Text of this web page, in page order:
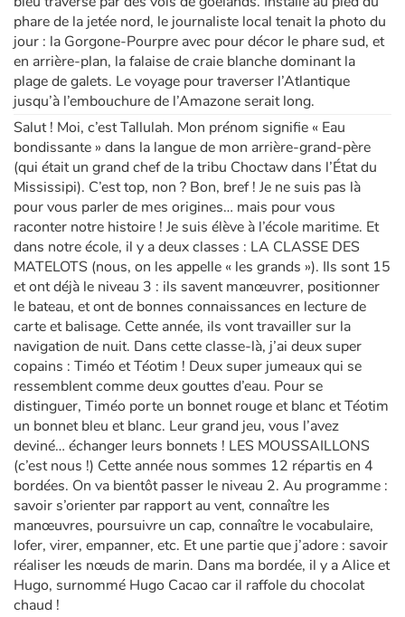
phare de la jetée nord, le journaliste local tenait la photo du
jour : la Gorgone-Pourpre avec pour décor le phare sud, et
en arrière-plan, la falaise de craie blanche dominant la
plage de galets. Le voyage pour traverser l’Atlantique
jusqu’à l’embouchure de l’Amazone serait long.
Salut ! Moi, c’est Tallulah. Mon prénom signifie « Eau
bondissante » dans la langue de mon arrière-grand-père
(qui était un grand chef de la tribu Choctaw dans l’État du
Mississipi). C’est top, non ? Bon, bref ! Je ne suis pas là
pour vous parler de mes origines… mais pour vous
raconter notre histoire ! Je suis élève à l’école maritime. Et
dans notre école, il y a deux classes : LA CLASSE DES
MATELOTS (nous, on les appelle « les grands »). Ils sont 15
et ont déjà le niveau 3 : ils savent manœuvrer, positionner
le bateau, et ont de bonnes connaissances en lecture de
carte et balisage. Cette année, ils vont travailler sur la
navigation de nuit. Dans cette classe-là, j’ai deux super
copains : Timéo et Téotim ! Deux super jumeaux qui se
ressemblent comme deux gouttes d’eau. Pour se
distinguer, Timéo porte un bonnet rouge et blanc et Téotim
un bonnet bleu et blanc. Leur grand jeu, vous l’avez
deviné… échanger leurs bonnets ! LES MOUSSAILLONS
(c’est nous !) Cette année nous sommes 12 répartis en 4
bordées. On va bientôt passer le niveau 2. Au programme :
savoir s’orienter par rapport au vent, connaître les
manœuvres, poursuivre un cap, connaître le vocabulaire,
lofer, virer, empanner, etc. Et une partie que j’adore : savoir
réaliser les nœuds de marin. Dans ma bordée, il y a Alice et
Hugo, surnommé Hugo Cacao car il raffole du chocolat
chaud !